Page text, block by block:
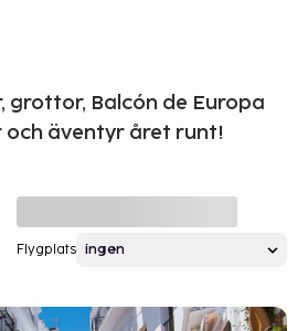
grottor, Balcón de Europa
och äventyr året runt!
Flygplats